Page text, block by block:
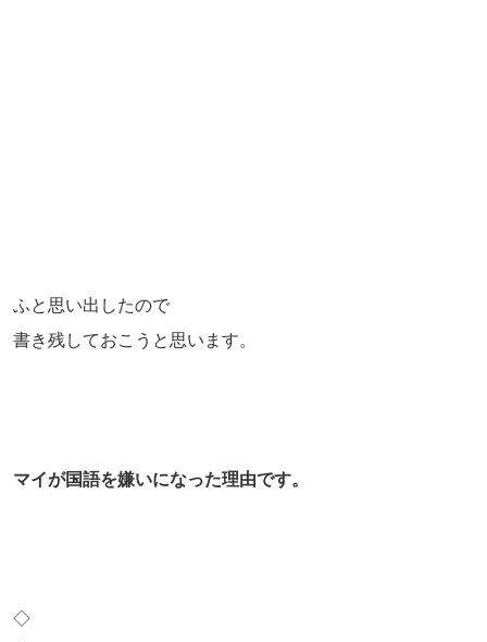
ふと思い出したので
書き残しておこうと思います。
マイが国語を嫌いになった理由です。
◇